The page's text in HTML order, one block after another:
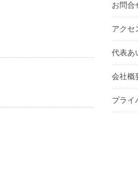
お問合
アクセ
代表あ
会社概
プライ